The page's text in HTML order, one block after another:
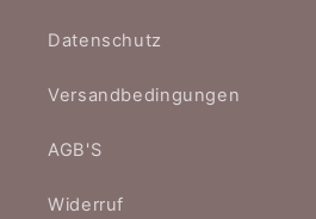
Datenschutz
Versandbedingungen
AGB'S
Widerruf